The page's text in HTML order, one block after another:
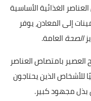
الغذائية الأساسية
إلى المعادن، يوفر
الصحةالعامة.
بامتصاص العناصر
للأشخاص الذين يحتاجون
مجهود كبير.